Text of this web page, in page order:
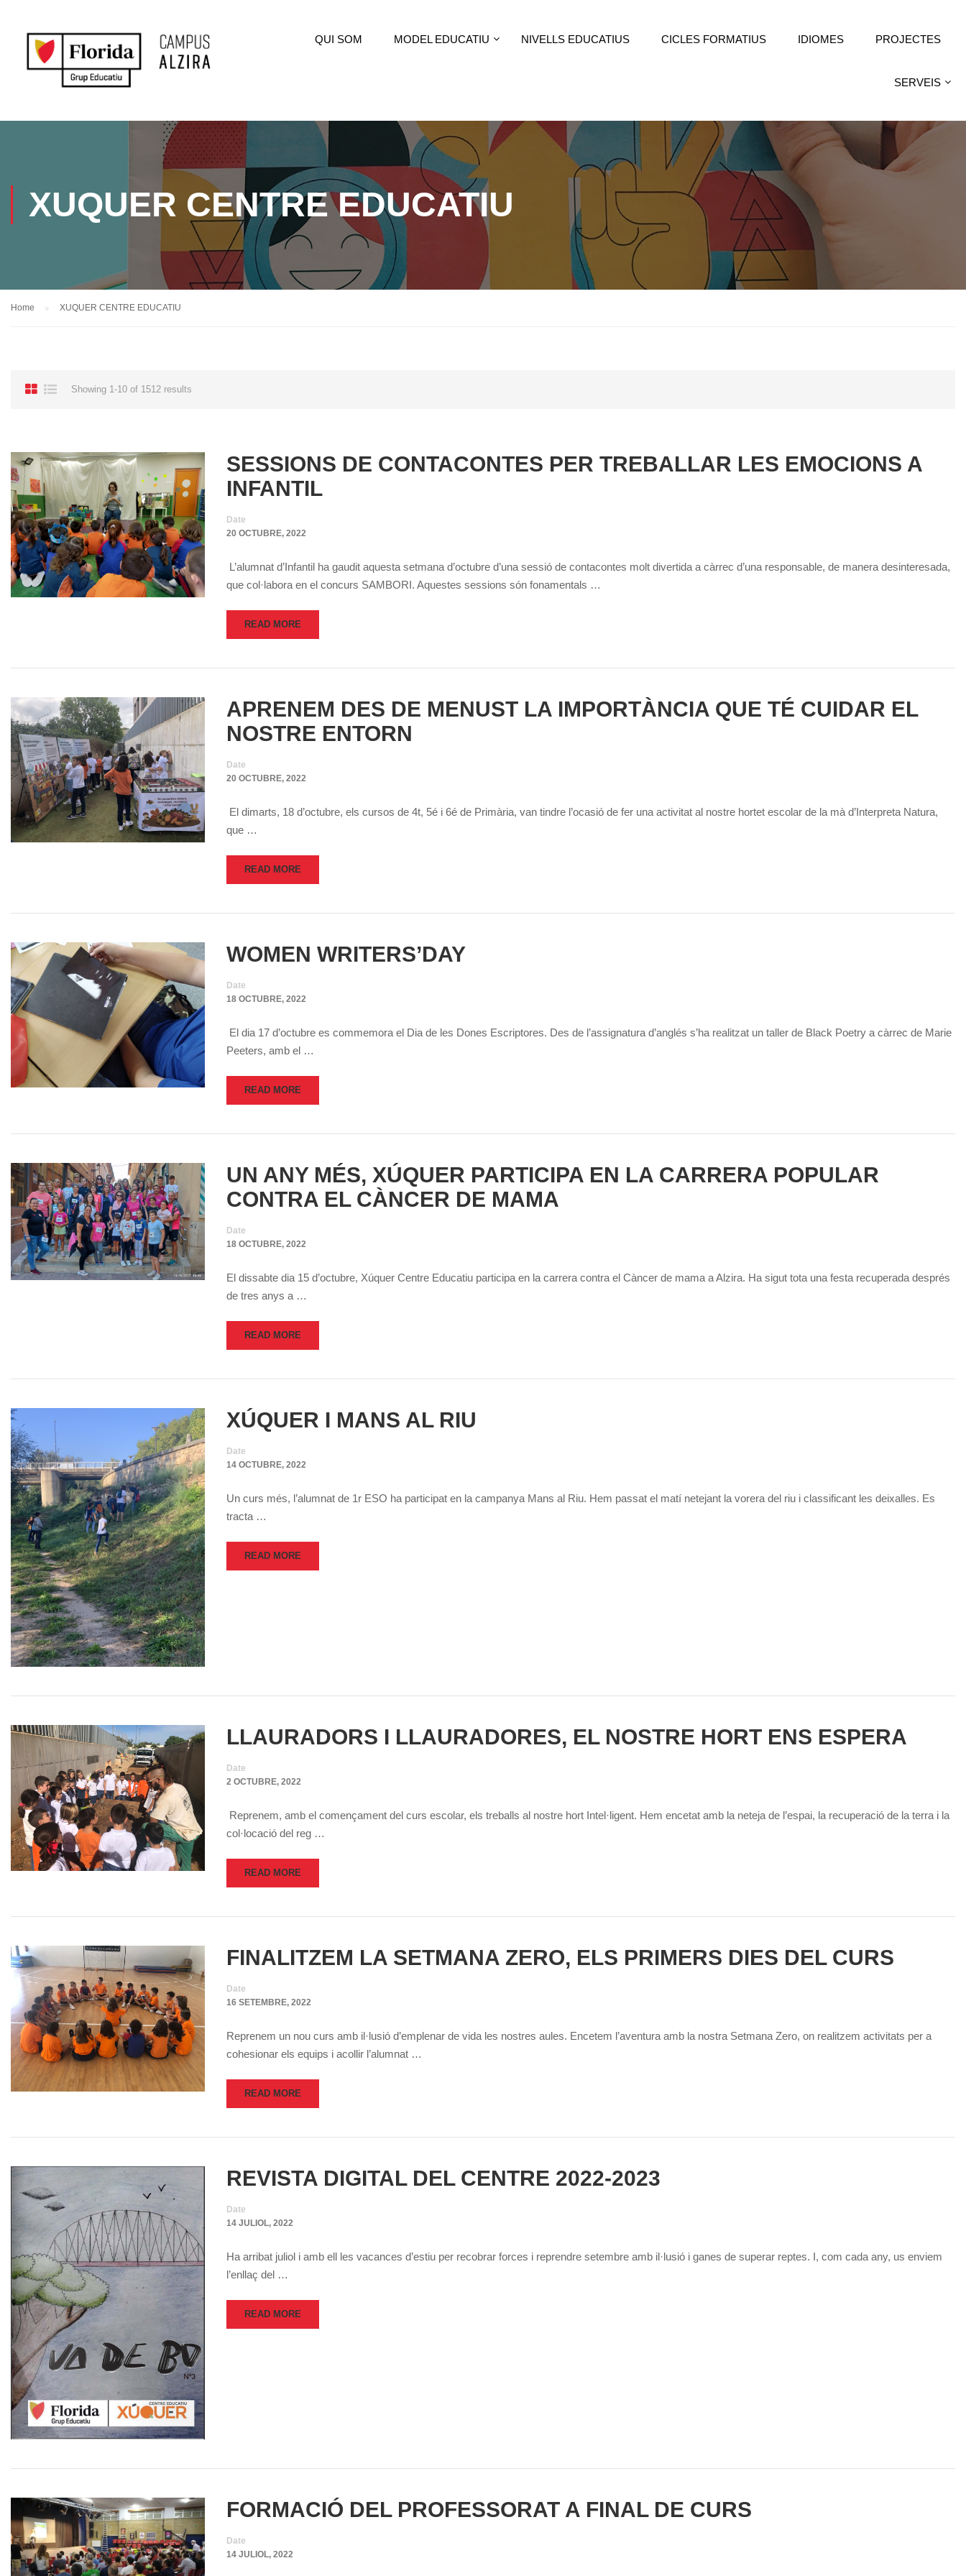
QUI SOM MODEL EDUCATIU NIVELLS EDUCATIUS CICLES FORMATIUS IDIOMES PROJECTES
SERVEIS
XUQUER CENTRE EDUCATIU
Home XUQUER CENTRE EDUCATIU
Showing 1-10 of 1512 results
SESSIONS DE CONTACONTES PER TREBALLAR LES EMOCIONS A
INFANTIL
Date
20 OCTUBRE, 2022
L’alumnat d’Infantil ha gaudit aquesta setmana d’octubre d’una sessió de contacontes molt divertida a càrrec d’una responsable, de manera desinteresada,
que col·labora en el concurs SAMBORI. Aquestes sessions són fonamentals …
READ MORE
APRENEM DES DE MENUST LA IMPORTÀNCIA QUE TÉ CUIDAR EL
NOSTRE ENTORN
Date
20 OCTUBRE, 2022
El dimarts, 18 d’octubre, els cursos de 4t, 5é i 6é de Primària, van tindre l’ocasió de fer una activitat al nostre hortet escolar de la mà d’Interpreta Natura,
que …
READ MORE
WOMEN WRITERS’DAY
Date
18 OCTUBRE, 2022
El dia 17 d’octubre es commemora el Dia de les Dones Escriptores. Des de l’assignatura d’anglés s’ha realitzat un taller de Black Poetry a càrrec de Marie
Peeters, amb el …
READ MORE
UN ANY MÉS, XÚQUER PARTICIPA EN LA CARRERA POPULAR
CONTRA EL CÀNCER DE MAMA
Date
18 OCTUBRE, 2022
El dissabte dia 15 d’octubre, Xúquer Centre Educatiu participa en la carrera contra el Càncer de mama a Alzira. Ha sigut tota una festa recuperada després
de tres anys a …
READ MORE
XÚQUER I MANS AL RIU
Date
14 OCTUBRE, 2022
Un curs més, l’alumnat de 1r ESO ha participat en la campanya Mans al Riu. Hem passat el matí netejant la vorera del riu i classificant les deixalles. Es
tracta …
READ MORE
LLAURADORS I LLAURADORES, EL NOSTRE HORT ENS ESPERA
Date
2 OCTUBRE, 2022
Reprenem, amb el començament del curs escolar, els treballs al nostre hort Intel·ligent. Hem encetat amb la neteja de l’espai, la recuperació de la terra i la
col·locació del reg …
READ MORE
FINALITZEM LA SETMANA ZERO, ELS PRIMERS DIES DEL CURS
Date
16 SETEMBRE, 2022
Reprenem un nou curs amb il·lusió d’emplenar de vida les nostres aules. Encetem l’aventura amb la nostra Setmana Zero, on realitzem activitats per a
cohesionar els equips i acollir l’alumnat …
READ MORE
REVISTA DIGITAL DEL CENTRE 2022-2023
Date
14 JULIOL, 2022
Ha arribat juliol i amb ell les vacances d’estiu per recobrar forces i reprendre setembre amb il·lusió i ganes de superar reptes. I, com cada any, us enviem
l’enllaç del …
READ MORE
FORMACIÓ DEL PROFESSORAT A FINAL DE CURS
Date
14 JULIOL, 2022